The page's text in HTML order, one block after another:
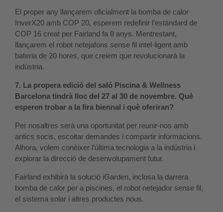
El proper any llançarem oficialment la bomba de calor
InverX20 amb COP 20, esperem redefinir l’estàndard de
COP 16 creat per Fairland fa 8 anys. Mentrestant,
llançarem el robot netejafons sense fil intel·ligent amb
bateria de 20 hores, que creiem que revolucionarà la
indústria.
7. La propera edició del saló Piscina & Wellness
Barcelona tindrà lloc del 27 al 30 de novembre. Què
esperen trobar a la fira biennal i què oferiran?
Per nosaltres serà una oportunitat per reunir-nos amb
antics socis, escoltar demandes i compartir informacions.
Alhora, volem conèixer l’última tecnologia a la indústria i
explorar la direcció de desenvolupament futur.
Fairland exhibirà la solució iGarden, inclosa la darrera
bomba de calor per a piscines, el robot netejador sense fil,
el sistema solar i altres productes nous.